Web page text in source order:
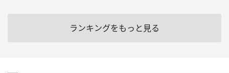
ランキングをもっと見る